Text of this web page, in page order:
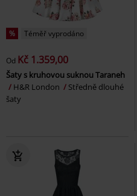
% Téměř vyprodáno
Od Kč 1.359,00
Šaty s kruhovou suknou Taraneh
H&R London
Středně dlouhé
šaty